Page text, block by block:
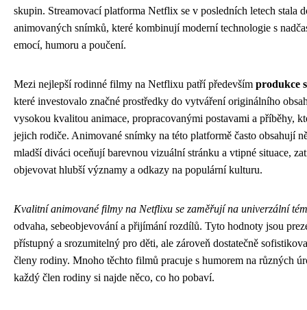
skupin. Streamovací platforma Netflix se v posledních letech stala
animovaných snímků, které kombinují moderní technologie s
emocí, humoru a poučení.
Mezi nejlepší rodinné filmy na Netflixu patří především produkce
které investovalo značné prostředky do vytváření originálního
vysokou kvalitou animace, propracovanými postavami a příběhy,
jejich rodiče. Animované snímky na této platformě často obsahují
mladší diváci oceňují barevnou vizuální stránku a vtipné situace,
objevovat hlubší významy a odkazy na populární kulturu.
Kvalitní animované filmy na Netflixu se zaměřují na univerzální
odvaha, sebeobjevování a přijímání rozdílů. Tyto hodnoty jsou
přístupný a srozumitelný pro děti, ale zároveň dostatečně
členy rodiny. Mnoho těchto filmů pracuje s humorem na různých
každý člen rodiny si najde něco, co ho pobaví.